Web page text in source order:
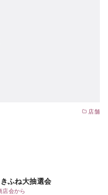
店舗
店会から
ふね大抽選会